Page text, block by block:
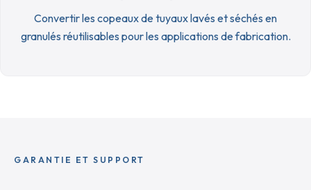
Convertir les copeaux de tuyaux lavés et séchés en
granulés réutilisables pour les applications de fabrication.
GARANTIE ET SUPPORT